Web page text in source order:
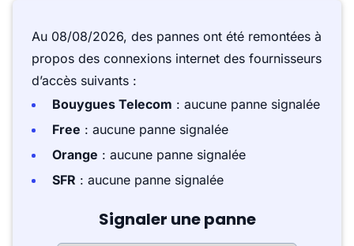
Au 08/08/2026, des pannes ont été remontées à
propos des connexions internet des fournisseurs
d’accès suivants :
Bouygues Telecom : aucune panne signalée
Free : aucune panne signalée
Orange : aucune panne signalée
SFR : aucune panne signalée
Signaler une panne